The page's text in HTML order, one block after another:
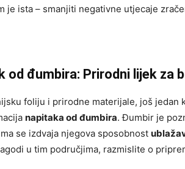
je ista – smanjiti negativne utjecaje
od đumbira: Prirodni lijek za
foliju i prirodne materijale, još
napitaka od đumbira. Đumbir je
se izdvaja njegova sposobnost
u tim područjima, razmislite o